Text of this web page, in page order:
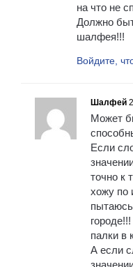
на что не
Должно
шалфея!!!
Войдите,
Шалфей
Может
Если
точно к
хожу по
палки в
А если